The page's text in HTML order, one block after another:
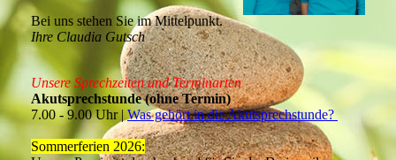
Bei uns stehen Sie im Mittelpunkt.
Ihre Claudia Gutsch
Unsere Sprechzeiten und Terminarten
Akutsprechstunde (ohne Termin)
7.00 - 9.00 Uhr | Was gehört in die Akutsprechstunde?
Sommerferien 2026: